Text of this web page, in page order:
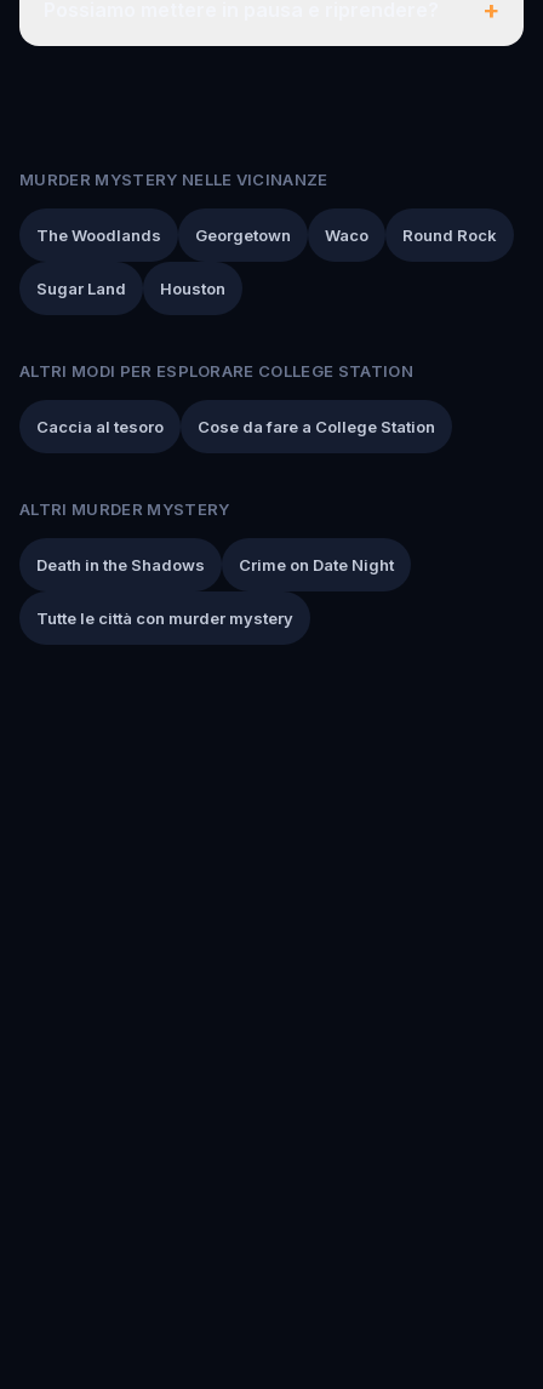
+
MURDER MYSTERY NELLE VICINANZE
The Woodlands Georgetown Waco Round Rock
Sugar Land Houston
ALTRI MODI PER ESPLORARE COLLEGE STATION
Caccia al tesoro Cose da fare a College Station
ALTRI MURDER MYSTERY
Death in the Shadows Crime on Date Night
Tutte le città con murder mystery